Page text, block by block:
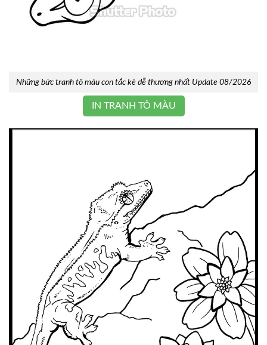
Những bức tranh tô màu con tắc kè dễ thương nhất Update 08/2026
IN TRANH TÔ MÀU